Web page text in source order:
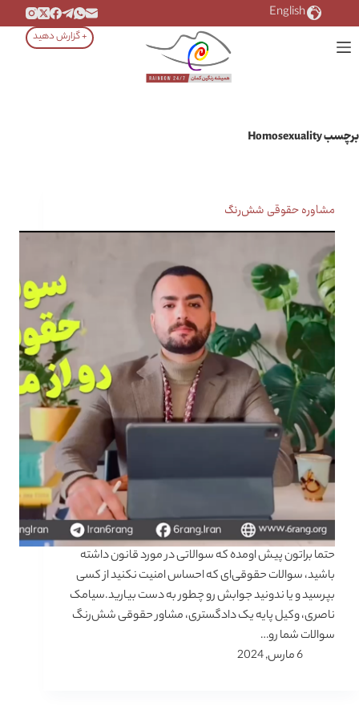
به
محتوا
English
+ گزارش دهید
برچسب
مشاوره حقوقی شش‌رنگ
حتما براتون پیش اومده که سوالاتی در مورد قانون داشته
باشید، سوالات حقوقی‌ای که احساس امنیت نکنید از کسی
بپرسید و یا ندونید جوابش رو چطور به دست بیارید.سیامک
ناصری، وکیل پایه یک دادگستری، مشاور حقوقی شش‌رنگ
سوالات شما رو…
6 مارس, 2024